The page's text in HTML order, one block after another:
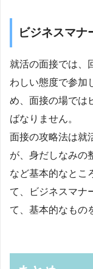
ビジネスマナ
就活の面接では、
わしい態度で参加
め、面接の場では
ばなりません。
面接の攻略法は就
が、身だしなみの
など基本的なとこ
て、ビジネスマナ
て、基本的なもの